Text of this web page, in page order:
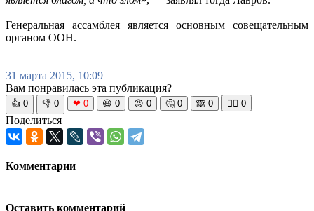
Генеральная ассамблея является основным совещательным
органом ООН.
31 марта 2015, 10:09
Вам понравилась эта публикация?
👍 0 👎 0 ❤ 0 😆 0 😡 0 🤔 0 🙈 0 🧘‍♀️ 0
Поделиться
Комментарии
Оставить комментарий